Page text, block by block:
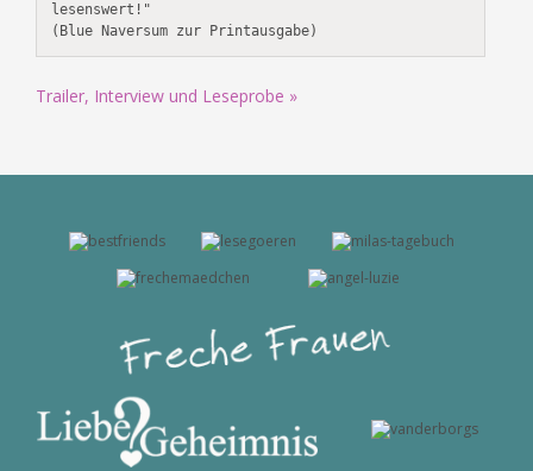
lesenswert!"
(Blue Naversum zur Printausgabe)
Trailer, Interview und Leseprobe »